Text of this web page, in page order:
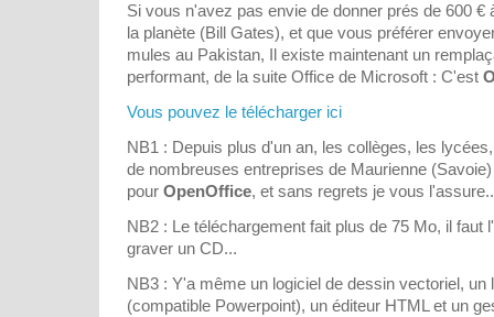
Si vous n'avez pas envie de donner prés de 600 €
la planète (Bill Gates), et que vous préférer
mules au Pakistan, Il existe maintenant un
performant, de la suite Office de Microsoft : C'est
Vous pouvez le télécharger ici
NB1 : Depuis plus d'un an, les collèges, les
de nombreuses entreprises de Maurienne
pour OpenOffice, et sans regrets je vous
NB2 : Le téléchargement fait plus de 75 Mo, il faut
graver un CD...
NB3 : Y'a même un logiciel de dessin vectoriel, un
(compatible Powerpoint), un éditeur HTML et un